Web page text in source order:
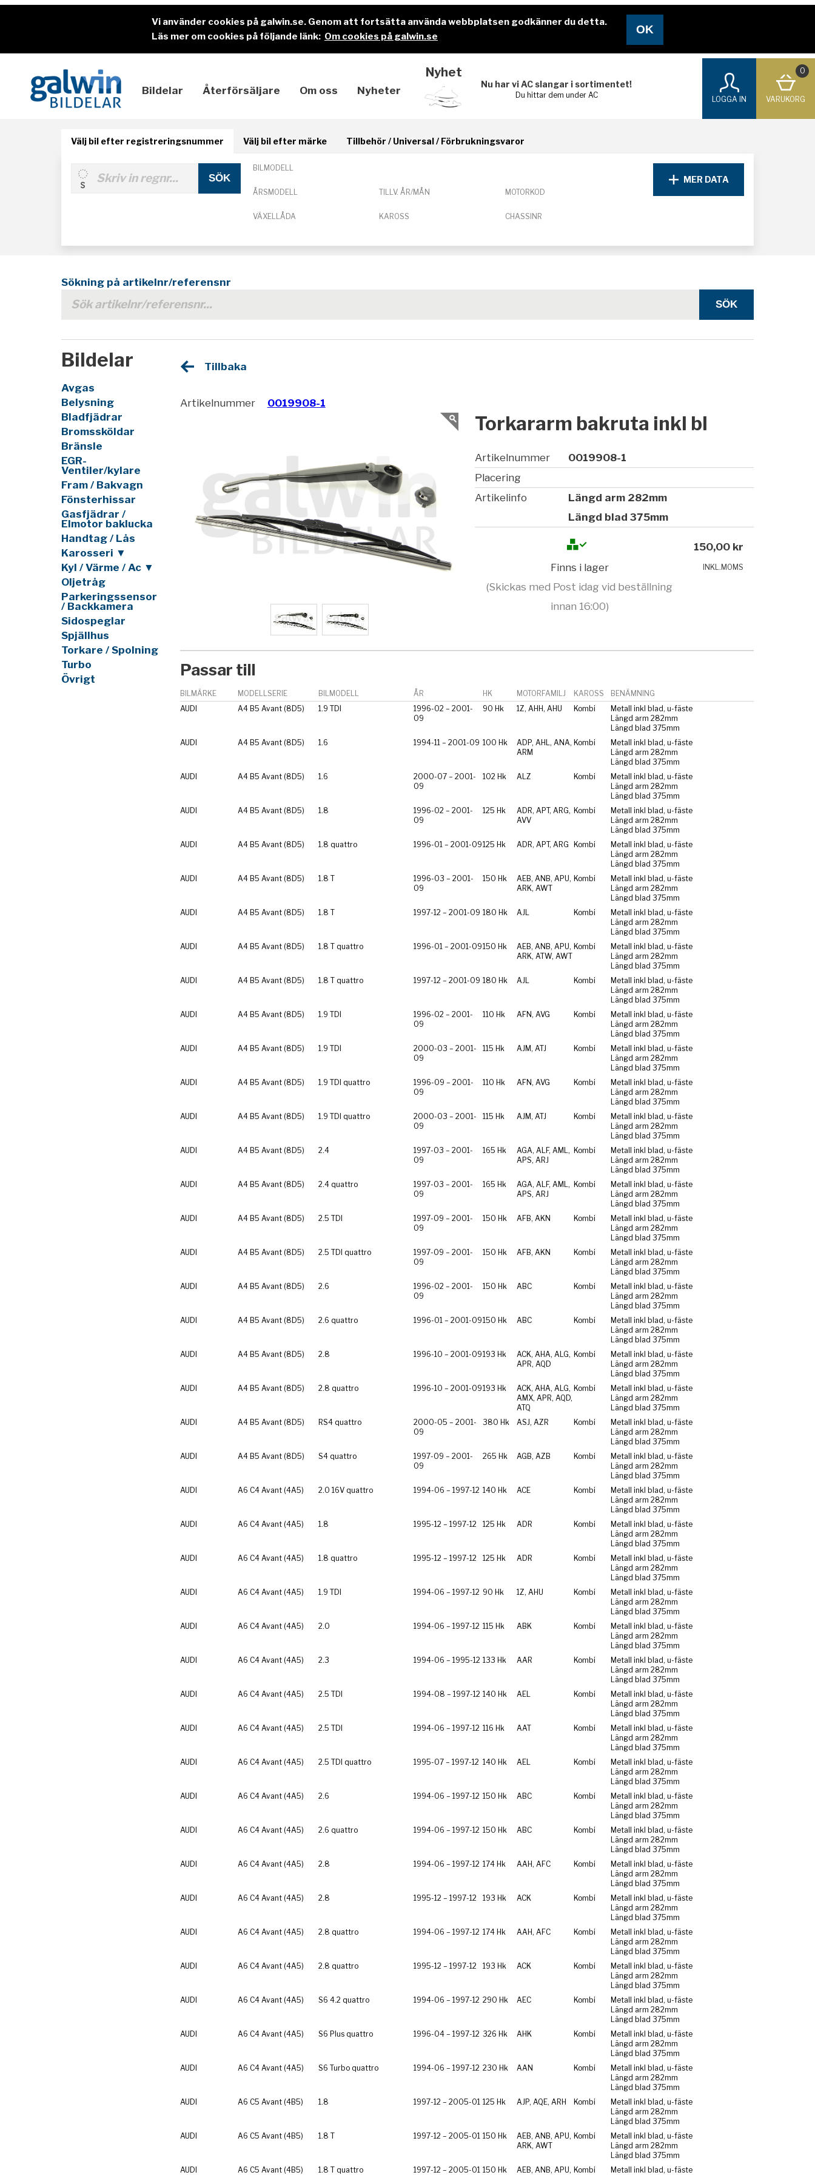
Vi använder cookies på galwin.se. Genom att fortsätta använda webbplatsen godkänner du detta.
Läs mer om cookies på följande länk: Om cookies på galwin.se
Bildelar Återförsäljare Om oss Nyheter
Nyhet
Nu har vi AC slangar i sortimentet!
Du hittar dem under AC
LOGGA IN
0
VARUKORG
Välj bil efter registreringsnummer Välj bil efter märke Tillbehör / Universal / Förbrukningsvaror
BILMODELL
ÅRSMODELL TILLV. ÅR/MÅN MOTORKOD
VÄXELLÅDA KAROSS CHASSINR
MER DATA
Sökning på artikelnr/referensnr
Bildelar
Avgas
Belysning
Bladfjädrar
Bromssköldar
Bränsle
EGR-
Ventiler/kylare
Fram / Bakvagn
Fönsterhissar
Gasfjädrar /
Elmotor baklucka
Handtag / Lås
Karosseri ▼
Kyl / Värme / Ac ▼
Oljetråg
Parkeringssensor
/ Backkamera
Sidospeglar
Spjällhus
Torkare / Spolning
Turbo
Övrigt
Tillbaka
Artikelnummer 0019908-1
Torkararm bakruta inkl bl
Artikelnummer
0019908-1
Placering
Artikelinfo
Längd arm 282mm
Längd blad 375mm
Finns i lager
(Skickas med Post idag vid beställning
innan 16:00)
150,00 kr
INKL.MOMS
Passar till
BILMÄRKE MODELLSERIE BILMODELL ÅR HK MOTORFAMILJ KAROSS
BENÄMNING
AUDI
A4 B5 Avant (8D5) 1.9 TDI
1996-02 – 2001-
09
90 Hk 1Z, AHH, AHU Kombi
Metall inkl blad, u-fäste
Längd arm 282mm
Längd blad 375mm
AUDI
A4 B5 Avant (8D5) 1.6 1994-11 – 2001-09 100 Hk
ADP, AHL, ANA,
ARM
Kombi
Metall inkl blad, u-fäste
Längd arm 282mm
Längd blad 375mm
AUDI
A4 B5 Avant (8D5) 1.6
2000-07 – 2001-
09
102 Hk ALZ Kombi
Metall inkl blad, u-fäste
Längd arm 282mm
Längd blad 375mm
AUDI
A4 B5 Avant (8D5) 1.8
1996-02 – 2001-
09
125 Hk
ADR, APT, ARG,
AVV
Kombi
Metall inkl blad, u-fäste
Längd arm 282mm
Längd blad 375mm
AUDI
A4 B5 Avant (8D5) 1.8 quattro 1996-01 – 2001-09125 Hk ADR, APT, ARG Kombi
Metall inkl blad, u-fäste
Längd arm 282mm
Längd blad 375mm
AUDI
A4 B5 Avant (8D5) 1.8 T
1996-03 – 2001-
09
150 Hk
AEB, ANB, APU,
ARK, AWT
Kombi
Metall inkl blad, u-fäste
Längd arm 282mm
Längd blad 375mm
AUDI
A4 B5 Avant (8D5) 1.8 T 1997-12 – 2001-09 180 Hk AJL Kombi
Metall inkl blad, u-fäste
Längd arm 282mm
Längd blad 375mm
AUDI
A4 B5 Avant (8D5) 1.8 T quattro 1996-01 – 2001-09150 Hk
AEB, ANB, APU,
ARK, ATW, AWT
Kombi
Metall inkl blad, u-fäste
Längd arm 282mm
Längd blad 375mm
AUDI
A4 B5 Avant (8D5) 1.8 T quattro 1997-12 – 2001-09 180 Hk AJL Kombi
Metall inkl blad, u-fäste
Längd arm 282mm
Längd blad 375mm
AUDI
A4 B5 Avant (8D5) 1.9 TDI
1996-02 – 2001-
09
110 Hk AFN, AVG Kombi
Metall inkl blad, u-fäste
Längd arm 282mm
Längd blad 375mm
AUDI
A4 B5 Avant (8D5) 1.9 TDI
2000-03 – 2001-
09
115 Hk AJM, ATJ Kombi
Metall inkl blad, u-fäste
Längd arm 282mm
Längd blad 375mm
AUDI
A4 B5 Avant (8D5) 1.9 TDI quattro
1996-09 – 2001-
09
110 Hk AFN, AVG Kombi
Metall inkl blad, u-fäste
Längd arm 282mm
Längd blad 375mm
AUDI
A4 B5 Avant (8D5) 1.9 TDI quattro
2000-03 – 2001-
09
115 Hk AJM, ATJ Kombi
Metall inkl blad, u-fäste
Längd arm 282mm
Längd blad 375mm
AUDI
A4 B5 Avant (8D5) 2.4
1997-03 – 2001-
09
165 Hk
AGA, ALF, AML,
APS, ARJ
Kombi
Metall inkl blad, u-fäste
Längd arm 282mm
Längd blad 375mm
AUDI
A4 B5 Avant (8D5) 2.4 quattro
1997-03 – 2001-
09
165 Hk
AGA, ALF, AML,
APS, ARJ
Kombi
Metall inkl blad, u-fäste
Längd arm 282mm
Längd blad 375mm
AUDI
A4 B5 Avant (8D5) 2.5 TDI
1997-09 – 2001-
09
150 Hk AFB, AKN Kombi
Metall inkl blad, u-fäste
Längd arm 282mm
Längd blad 375mm
AUDI
A4 B5 Avant (8D5) 2.5 TDI quattro
1997-09 – 2001-
09
150 Hk AFB, AKN Kombi
Metall inkl blad, u-fäste
Längd arm 282mm
Längd blad 375mm
AUDI
A4 B5 Avant (8D5) 2.6
1996-02 – 2001-
09
150 Hk ABC Kombi
Metall inkl blad, u-fäste
Längd arm 282mm
Längd blad 375mm
AUDI
A4 B5 Avant (8D5) 2.6 quattro 1996-01 – 2001-09150 Hk ABC Kombi
Metall inkl blad, u-fäste
Längd arm 282mm
Längd blad 375mm
AUDI
A4 B5 Avant (8D5) 2.8 1996-10 – 2001-09193 Hk
ACK, AHA, ALG,
APR, AQD
Kombi
Metall inkl blad, u-fäste
Längd arm 282mm
Längd blad 375mm
AUDI
A4 B5 Avant (8D5) 2.8 quattro 1996-10 – 2001-09193 Hk
ACK, AHA, ALG,
AMX, APR, AQD,
ATQ
Kombi
Metall inkl blad, u-fäste
Längd arm 282mm
Längd blad 375mm
AUDI
A4 B5 Avant (8D5) RS4 quattro
2000-05 – 2001-
09
380 Hk ASJ, AZR Kombi
Metall inkl blad, u-fäste
Längd arm 282mm
Längd blad 375mm
AUDI
A4 B5 Avant (8D5) S4 quattro
1997-09 – 2001-
09
265 Hk AGB, AZB Kombi
Metall inkl blad, u-fäste
Längd arm 282mm
Längd blad 375mm
AUDI
A6 C4 Avant (4A5) 2.0 16V quattro 1994-06 – 1997-12 140 Hk ACE Kombi
Metall inkl blad, u-fäste
Längd arm 282mm
Längd blad 375mm
AUDI
A6 C4 Avant (4A5) 1.8 1995-12 – 1997-12 125 Hk ADR Kombi
Metall inkl blad, u-fäste
Längd arm 282mm
Längd blad 375mm
AUDI
A6 C4 Avant (4A5) 1.8 quattro 1995-12 – 1997-12 125 Hk ADR Kombi
Metall inkl blad, u-fäste
Längd arm 282mm
Längd blad 375mm
AUDI
A6 C4 Avant (4A5) 1.9 TDI 1994-06 – 1997-12 90 Hk 1Z, AHU Kombi
Metall inkl blad, u-fäste
Längd arm 282mm
Längd blad 375mm
AUDI
A6 C4 Avant (4A5) 2.0 1994-06 – 1997-12 115 Hk ABK Kombi
Metall inkl blad, u-fäste
Längd arm 282mm
Längd blad 375mm
AUDI
A6 C4 Avant (4A5) 2.3 1994-06 – 1995-12 133 Hk AAR Kombi
Metall inkl blad, u-fäste
Längd arm 282mm
Längd blad 375mm
AUDI
A6 C4 Avant (4A5) 2.5 TDI 1994-08 – 1997-12 140 Hk AEL Kombi
Metall inkl blad, u-fäste
Längd arm 282mm
Längd blad 375mm
AUDI
A6 C4 Avant (4A5) 2.5 TDI 1994-06 – 1997-12 116 Hk AAT Kombi
Metall inkl blad, u-fäste
Längd arm 282mm
Längd blad 375mm
AUDI
A6 C4 Avant (4A5) 2.5 TDI quattro 1995-07 – 1997-12 140 Hk AEL Kombi
Metall inkl blad, u-fäste
Längd arm 282mm
Längd blad 375mm
AUDI
A6 C4 Avant (4A5) 2.6 1994-06 – 1997-12 150 Hk ABC Kombi
Metall inkl blad, u-fäste
Längd arm 282mm
Längd blad 375mm
AUDI
A6 C4 Avant (4A5) 2.6 quattro 1994-06 – 1997-12 150 Hk ABC Kombi
Metall inkl blad, u-fäste
Längd arm 282mm
Längd blad 375mm
AUDI
A6 C4 Avant (4A5) 2.8 1994-06 – 1997-12 174 Hk AAH, AFC Kombi
Metall inkl blad, u-fäste
Längd arm 282mm
Längd blad 375mm
AUDI
A6 C4 Avant (4A5) 2.8 1995-12 – 1997-12 193 Hk ACK Kombi
Metall inkl blad, u-fäste
Längd arm 282mm
Längd blad 375mm
AUDI
A6 C4 Avant (4A5) 2.8 quattro 1994-06 – 1997-12 174 Hk AAH, AFC Kombi
Metall inkl blad, u-fäste
Längd arm 282mm
Längd blad 375mm
AUDI
A6 C4 Avant (4A5) 2.8 quattro 1995-12 – 1997-12 193 Hk ACK Kombi
Metall inkl blad, u-fäste
Längd arm 282mm
Längd blad 375mm
AUDI
A6 C4 Avant (4A5) S6 4.2 quattro 1994-06 – 1997-12 290 Hk AEC Kombi
Metall inkl blad, u-fäste
Längd arm 282mm
Längd blad 375mm
AUDI
A6 C4 Avant (4A5) S6 Plus quattro 1996-04 – 1997-12 326 Hk AHK Kombi
Metall inkl blad, u-fäste
Längd arm 282mm
Längd blad 375mm
AUDI
A6 C4 Avant (4A5) S6 Turbo quattro 1994-06 – 1997-12 230 Hk AAN Kombi
Metall inkl blad, u-fäste
Längd arm 282mm
Längd blad 375mm
AUDI
A6 C5 Avant (4B5) 1.8 1997-12 – 2005-01 125 Hk AJP, AQE, ARH Kombi
Metall inkl blad, u-fäste
Längd arm 282mm
Längd blad 375mm
AUDI
A6 C5 Avant (4B5) 1.8 T 1997-12 – 2005-01 150 Hk
AEB, ANB, APU,
ARK, AWT
Kombi
Metall inkl blad, u-fäste
Längd arm 282mm
Längd blad 375mm
AUDI
A6 C5 Avant (4B5) 1.8 T quattro 1997-12 – 2005-01 150 Hk
AEB, ANB, APU, Kombi
Metall inkl blad, u-fäste